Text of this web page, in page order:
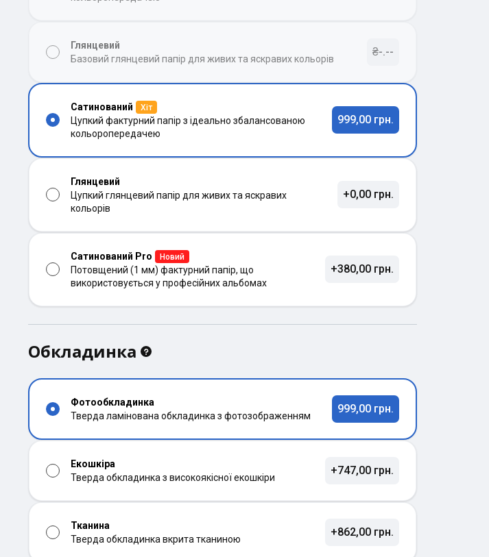
Глянцевий
Базовий глянцевий папір для живих та яскравих кольорів
₴-.--
Сатинований Хіт
Цупкий фактурний папір з ідеально збалансованою
кольоропередачею
999,00 грн.
Глянцевий
Цупкий глянцевий папір для живих та яскравих
кольорів
+0,00 грн.
Сатинований Pro Новий
Потовщений (1 мм) фактурний папір, що
використовується у професійних альбомах
+380,00 грн.
Обкладинка
Фотообкладинка
Тверда ламінована обкладинка з фотозображенням
999,00 грн.
Екошкіра
Тверда обкладинка з високоякісної екошкіри
+747,00 грн.
Тканина
Тверда обкладинка вкрита тканиною
+862,00 грн.